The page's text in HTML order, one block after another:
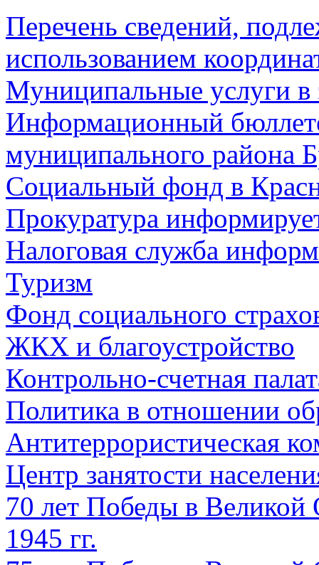
Перечень сведений,
использованием
Муниципальные услуги в
Информационный
муниципального района
Социальный фонд в
Прокуратура
Налоговая служба
Туризм
Фонд социального
ЖКХ и благоустройство
Контрольно-счетная
Политика в отношении
Антитеррористическая
Центр занятости
70 лет Победы в Великой
1945 гг.